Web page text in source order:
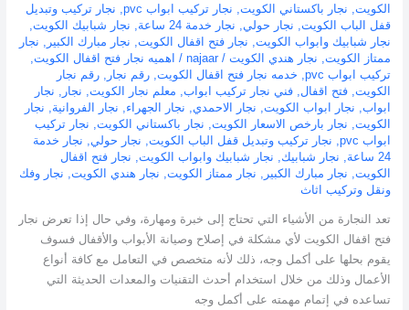
الكويت, نجار باكستاني الكويت, نجار تركيب ابواب pvc , نجار تركيب وتبديل
قفل الباب الكويت, نجار حولي نجار خدمة 24 ساعة نجار شبابيك الكويت,
نجار شبابيك وابواب الكويت, نجار فتح اقفال الكويت, نجار مبارك الكبير
نجار
ممتاز الكويت, نجار هندي الكويت/
najaar
/ اهميه نجار فتح اقفال الكويت,
تركيب ابواب pvc
, خدمه نجار فتح اقفال الكويت, رقم نجار
رقم نجار
الكويت, فتح اقفال فني نجار تركيب ابواب, معلم نجار الكويت, نجار
نجار
ابواب, نجار ابواب الكويت, نجار الاحمدي نجار الجهراء نجار الفروانية
نجار
الكويت, نجار بارخص الاسعار الكويت, نجار باكستاني الكويت, نجار تركيب
ابواب pvc
, نجار تركيب وتبديل قفل الباب الكويت, نجار حولي
نجار خدمة
24 ساعة
نجار شبابيك نجار شبابيك وابواب الكويت, نجار فتح اقفال
الكويت, نجار مبارك الكبير نجار ممتاز الكويت, نجار هندي الكويت, نجار وفك
ونقل وتركيب اثاث
تعد النجارة من الأشياء التي تحتاج إلى خبرة ومهارة، وفي حال إذا تعرض نجار
فتح اقفال الكويت لأي مشكلة في إصلاح وصيانة الأبواب والأقفال فسوف
يقوم بحلها على أكمل وجه، ذلك لأنه متخصص في التعامل مع كافة أنواع
الأعمال وذلك من خلال استخدام أحدث التقنيات والمعدات الحديثة التي
تساعده في إتمام مهمته على أكمل وجه